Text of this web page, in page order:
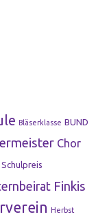
Bläserklasse BUND
Chor
Finkis
Herbst